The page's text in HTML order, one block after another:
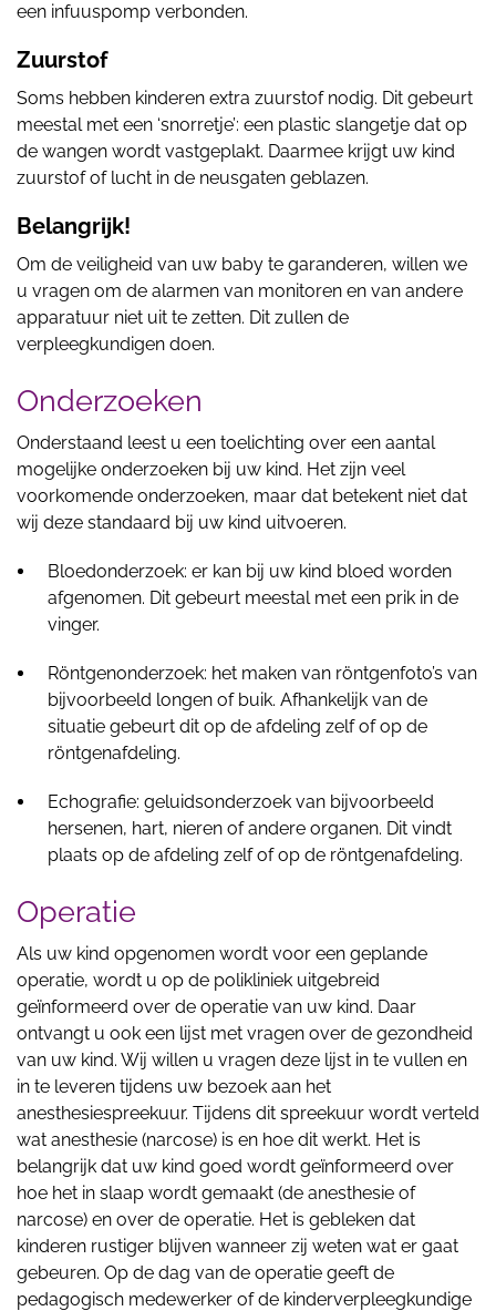
een infuuspomp verbonden.
Zuurstof
Soms hebben kinderen extra zuurstof nodig. Dit gebeurt
meestal met een ‘snorretje’: een plastic slangetje dat op
de wangen wordt vastgeplakt. Daarmee krijgt uw kind
zuurstof of lucht in de neusgaten geblazen.
Belangrijk!
Om de veiligheid van uw baby te garanderen, willen we
u vragen om de alarmen van monitoren en van andere
apparatuur niet uit te zetten. Dit zullen de
verpleegkundigen doen.
Onderzoeken
Onderstaand leest u een toelichting over een aantal
mogelijke onderzoeken bij uw kind. Het zijn veel
voorkomende onderzoeken, maar dat betekent niet dat
wij deze standaard bij uw kind uitvoeren.
Bloedonderzoek: er kan bij uw kind bloed worden
afgenomen. Dit gebeurt meestal met een prik in de
vinger.
Röntgenonderzoek: het maken van röntgenfoto’s van
bijvoorbeeld longen of buik. Afhankelijk van de
situatie gebeurt dit op de afdeling zelf of op de
röntgenafdeling.
Echografie: geluidsonderzoek van bijvoorbeeld
hersenen, hart, nieren of andere organen. Dit vindt
plaats op de afdeling zelf of op de röntgenafdeling.
Operatie
Als uw kind opgenomen wordt voor een geplande
operatie, wordt u op de polikliniek uitgebreid
geïnformeerd over de operatie van uw kind. Daar
ontvangt u ook een lijst met vragen over de gezondheid
van uw kind. Wij willen u vragen deze lijst in te vullen en
in te leveren tijdens uw bezoek aan het
anesthesiespreekuur. Tijdens dit spreekuur wordt verteld
wat anesthesie (narcose) is en hoe dit werkt. Het is
belangrijk dat uw kind goed wordt geïnformeerd over
hoe het in slaap wordt gemaakt (de anesthesie of
narcose) en over de operatie. Het is gebleken dat
kinderen rustiger blijven wanneer zij weten wat er gaat
gebeuren. Op de dag van de operatie geeft de
pedagogisch medewerker of de kinderverpleegkundige